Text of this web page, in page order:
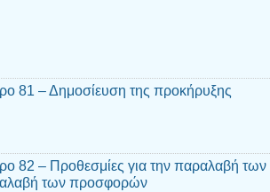
81 – Δημοσίευση της προκήρυξης
82 – Προθεσμίες για την παραλαβή των
των προσφορών